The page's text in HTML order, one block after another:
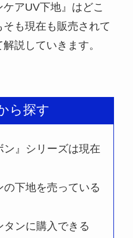
アUV下地』はどこ
も現在も販売されて
説していきます。
ら探す
ン』シリーズは現在
の下地を売っている
ンに購入できる